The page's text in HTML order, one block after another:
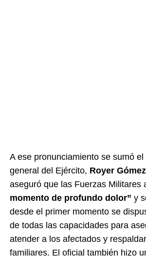
A ese pronunciamiento se sumó
general del Ejército, Royer
aseguró que las Fuerzas Militares
momento de profundo dolor” y
desde el primer momento se
de todas las capacidades para
atender a los afectados y
familiares. El oficial también hizo